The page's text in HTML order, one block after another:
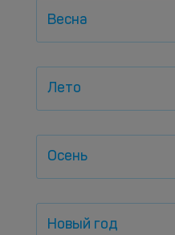
Весна
Лето
Осень
Новый год